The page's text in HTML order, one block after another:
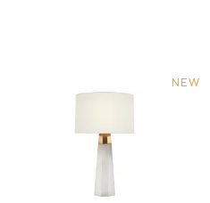
NEW